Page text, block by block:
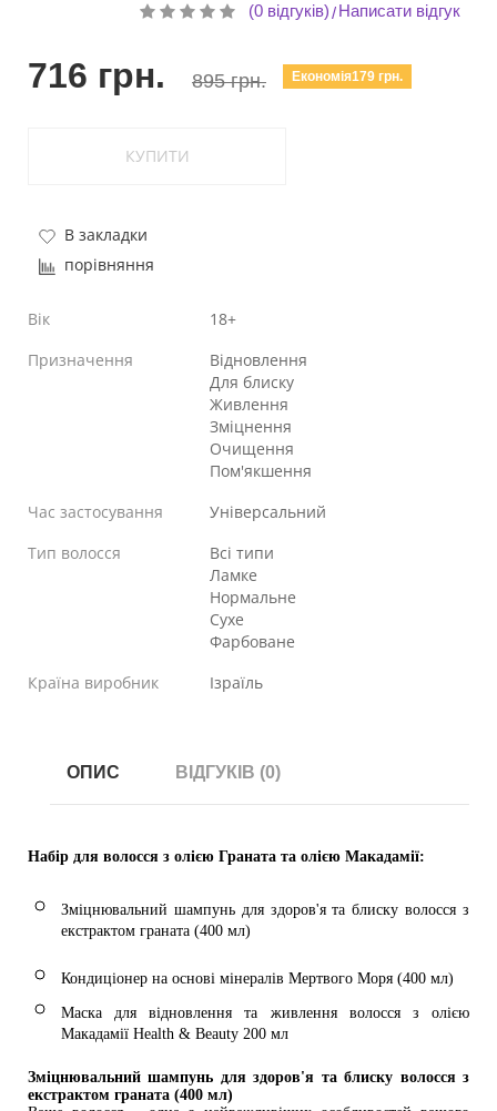
(0 відгуків)/Написати відгук
716 грн. 895 грн. Економія179 грн.
КУПИТИ
В закладки
порівняння
Вік
18+
Призначення
Відновлення
Для блиску
Живлення
Зміцнення
Очищення
Пом'якшення
Час застосування
Універсальний
Тип волосся
Всі типи
Ламке
Нормальне
Сухе
Фарбоване
Країна виробник
Ізраїль
ОПИС ВІДГУКІВ (0)
Набір для волосся з олією Граната та олією Макадамії:
Зміцнювальний шампунь для здоров'я та блиску волосся з
екстрактом граната (400 мл)
Кондиціонер на основі мінералів Мертвого Моря (400 мл)
Маска для відновлення та живлення волосся з олією
Макадамії Health & Beauty 200 мл
Зміцнювальний шампунь для здоров'я та блиску волосся з
екстрактом граната (400 мл)